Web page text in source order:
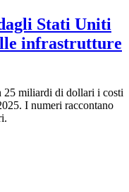
Stati Uniti
infrastrutture
miliardi di dollari i costi
I numeri raccontano